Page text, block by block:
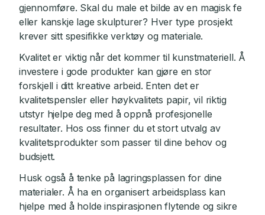
gjennomføre. Skal du male et bilde av en magisk fe
eller kanskje lage skulpturer? Hver type prosjekt
krever sitt spesifikke verktøy og materiale.
Kvalitet er viktig når det kommer til kunstmateriell. Å
investere i gode produkter kan gjøre en stor
forskjell i ditt kreative arbeid. Enten det er
kvalitetspensler eller høykvalitets papir, vil riktig
utstyr hjelpe deg med å oppnå profesjonelle
resultater. Hos oss finner du et stort utvalg av
kvalitetsprodukter som passer til dine behov og
budsjett.
Husk også å tenke på lagringsplassen for dine
materialer. Å ha en organisert arbeidsplass kan
hjelpe med å holde inspirasjonen flytende og sikre